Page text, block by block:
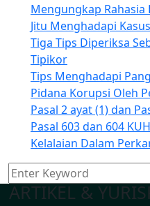
Mengungkap
Jitu Menghadapi
Tiga Tips Diperiksa
Tipikor
Tips Menghadapi
Pidana Korupsi Oleh
Pasal 2 ayat (1) dan
Pasal 603 dan 604
Kelalaian Dalam
ARTIKEL &